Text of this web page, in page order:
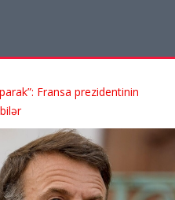
Fransa prezidentinin